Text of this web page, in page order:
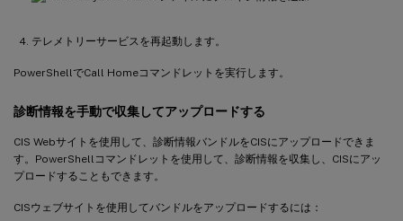
テレメトリーサービスを再起動します。
PowerShellでCall Homeコマンドレットを実行します。
診断情報を手動で収集してアップロードする
CIS Webサイトを使用して、診断情報バンドルをCISにアップロードできま
す。PowerShellコマンドレットを使用して、診断情報を収集し、CISにアッ
プロードすることもできます。
CISウェブサイトを使用してバンドルをアップロードするには：